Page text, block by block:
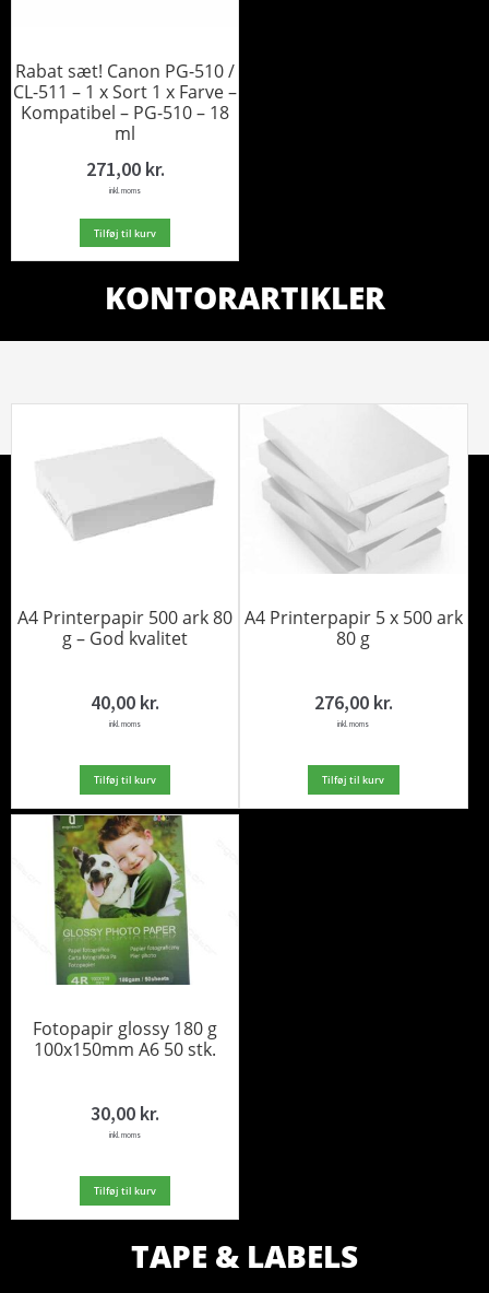
Rabat sæt! Canon PG-510 /
CL-511 – 1 x Sort 1 x Farve –
Kompatibel – PG-510 – 18
ml
271,00 kr.
inkl. moms
Tilføj til kurv
KONTORARTIKLER
A4 Printerpapir 500 ark 80
g – God kvalitet
40,00 kr.
inkl. moms
Tilføj til kurv
A4 Printerpapir 5 x 500 ark
80 g
276,00 kr.
inkl. moms
Tilføj til kurv
Fotopapir glossy 180 g
100x150mm A6 50 stk.
30,00 kr.
inkl. moms
Tilføj til kurv
TAPE & LABELS